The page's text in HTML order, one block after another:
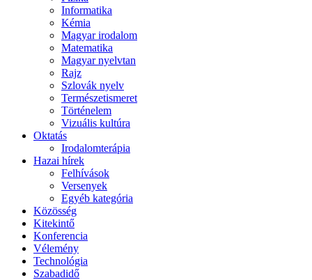
Informatika
Kémia
Magyar irodalom
Matematika
Magyar nyelvtan
Rajz
Szlovák nyelv
Természetismeret
Történelem
Vizuális kultúra
Oktatás
Irodalomterápia
Hazai hírek
Felhívások
Versenyek
Egyéb kategória
Közösség
Kitekintő
Konferencia
Vélemény
Technológia
Szabadidő